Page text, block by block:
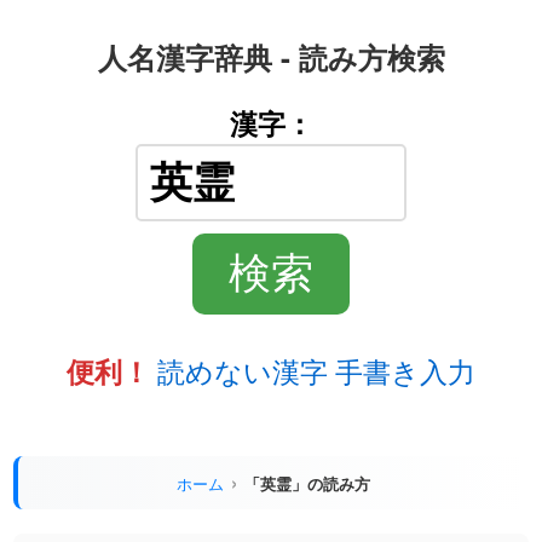
人名漢字辞典 - 読み方検索
漢字：
便利！ 読めない漢字 手書き入力
ホーム 「英霊」の読み方